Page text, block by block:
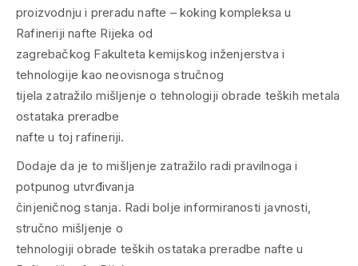
proizvodnju i preradu nafte – koking kompleksa u
Rafineriji nafte Rijeka od
zagrebačkog Fakulteta kemijskog inženjerstva i
tehnologije kao neovisnoga stručnog
tijela zatražilo mišljenje o tehnologiji obrade teških metala
ostataka preradbe
nafte u toj rafineriji.
Dodaje da je to mišljenje zatražilo radi pravilnoga i
potpunog utvrđivanja
činjeničnog stanja. Radi bolje informiranosti javnosti,
stručno mišljenje o
tehnologiji obrade teških ostataka preradbe nafte u